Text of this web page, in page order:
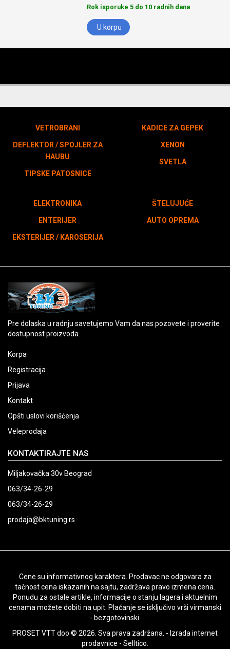
Rok isporuke 5 do 10 radnih dana
U korpu
VETROBRANI
DEFLEKTOR / SPOJLER ZA
HAUBU
TIPSKE PATOSNICE
KADICE ZA GEPEK
XENON
SVETLA
ELEKTRONIKA
ENTERIJER
EKSTERIJER / KAROSERIJA
ŠTELUJUĆE
AUTO OPREMA
Pre dolaska u radnju savetujemo Vam da nas pozovete i proverite
dostupnost proizvoda.
Korpa
Registracija
Prijava
Kontakt
Opšti uslovi korišćenja
Veleprodaja
KONTAKTIRAJTE NAS
Miljakovačka 30v Beograd
063/34-26-29
063/34-26-29
prodaja@bktuning.rs
Cene su informativnog karaktera. Prodavac ne odgovara za
tačnost cena iskazanih na sajtu, zadržava pravo izmena cena.
Ponudu za ostale artikle, informacije o stanju lagera i aktuelnim
cenama možete dobiti na upit. Plaćanje se isključivo vrši virmanski
- bezgotovinski.
PROSET VTT doo © 2026. Sva prava zadržana. - Izrada internet
prodavnice - Selltico.